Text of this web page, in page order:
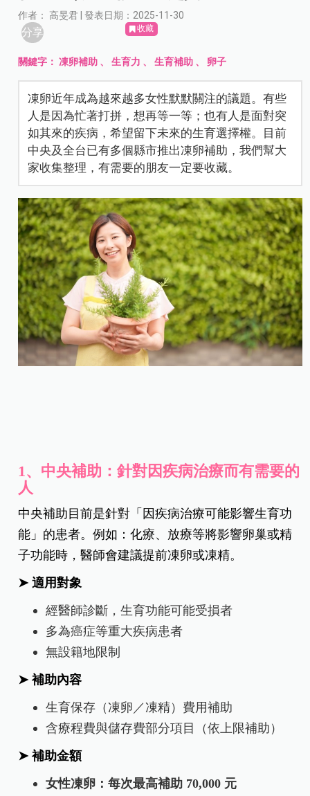
作者： 高旻君 | 發表日期：2025-11-30
分享 收藏
關鍵字：凍卵補助 、生育力 、生育補助 、 卵子
凍卵近年成為越來越多女性默默關注的議題。有些
人是因為忙著打拼，想再等一等；也有人是面對突
如其來的疾病，希望留下未來的生育選擇權。目前
中央及全台已有多個縣市推出凍卵補助，我們幫大
家收集整理，有需要的朋友一定要收藏。
1、中央補助：針對因疾病治療而有需要的
人
中央補助目前是針對「因疾病治療可能影響生育功
能」的患者。例如：化療、放療等將影響卵巢或精
子功能時，醫師會建議提前凍卵或凍精。
➤ 適用對象
經醫師診斷，生育功能可能受損者
多為癌症等重大疾病患者
無設籍地限制
➤ 補助內容
生育保存（凍卵／凍精）費用補助
含療程費與儲存費部分項目（依上限補助）
➤ 補助金額
女性凍卵：每次最高補助 70,000 元